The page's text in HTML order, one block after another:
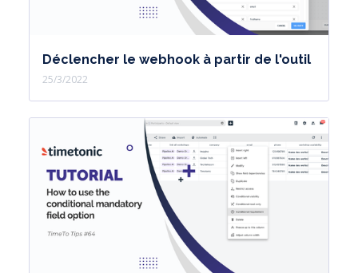
Déclencher le webhook à partir de l'outil
25/3/2022